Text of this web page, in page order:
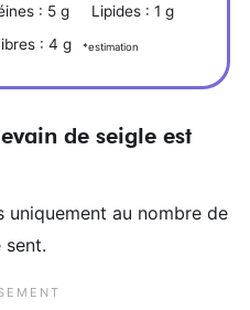
: 5 g Lipides :1 g
:4g *estimation
de seigle est
uniquement au nombre de
sent.